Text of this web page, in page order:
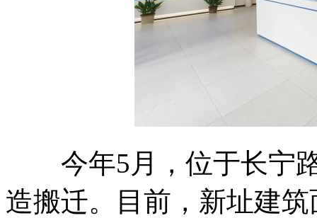
今年5月，位于长宁路
造搬迁。目前，新址建